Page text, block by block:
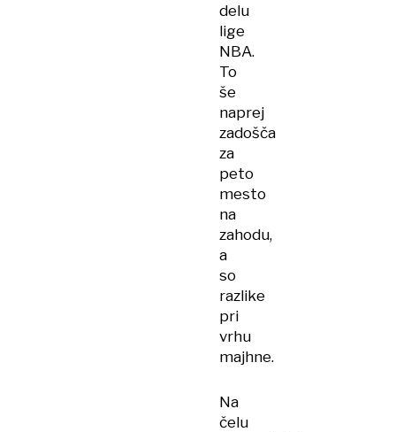
delu
lige
NBA.
To
še
naprej
zadošča
za
peto
mesto
na
zahodu,
a
so
razlike
pri
vrhu
majhne.
Na
čelu